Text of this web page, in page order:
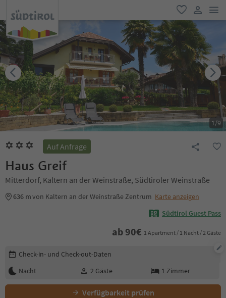
favorit
user link
1/9
Auf Anfrage
Haus Greif
Mitterdorf, Kaltern an der Weinstraße, Südtiroler Weinstraße
636 mvon Kaltern an der Weinstraße Zentrum Karte anzeigen
Südtirol Guest Pass
ab 90€ 1 Apartment / 1 Nacht / 2 Gäste
Buchungsdetails bearbeiten
Check-in- und Check-out-Daten
Nacht
2 Gäste 1 Zimmer
Verfügbarkeit prüfen